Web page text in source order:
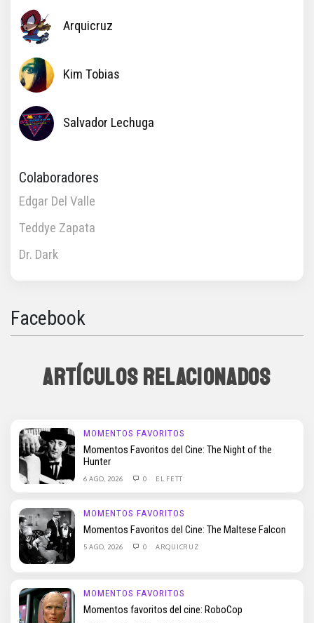
Arquicruz
Kim Tobias
Salvador Lechuga
Colaboradores
Edgar Del Valle
Teddye Zapata
Dr. Dark
Facebook
ARTÍCULOS RELACIONADOS
MOMENTOS FAVORITOS
Momentos Favoritos del Cine: The Night of the
Hunter
6 AGO, 2026 0 EL FETT
MOMENTOS FAVORITOS
Momentos Favoritos del Cine: The Maltese Falcon
5 AGO, 2026 0 ARQUICRUZ
MOMENTOS FAVORITOS
Momentos favoritos del cine: RoboCop